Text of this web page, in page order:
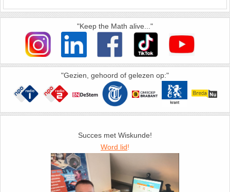
"Keep the Math alive..."
"Gezien, gehoord of gelezen op:"
Succes met Wiskunde!
Word lid!